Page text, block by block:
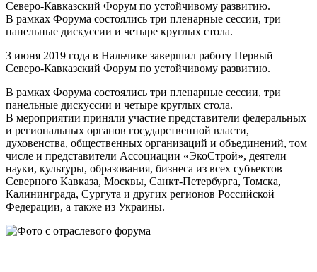
Северо-Кавказский Форум по устойчивому развитию.
В рамках Форума состоялись три пленарные сессии, три
панельные дискуссии и четыре круглых стола.
3 июня 2019 года в Нальчике завершил работу Первый
Северо-Кавказский Форум по устойчивому развитию.
В рамках Форума состоялись три пленарные сессии, три
панельные дискуссии и четыре круглых стола.
В мероприятии приняли участие представители федеральных
и региональных органов государственной власти,
духовенства, общественных организаций и объединений, том
числе и представители Ассоциации «ЭкоСтрой», деятели
науки, культуры, образования, бизнеса из всех субъектов
Северного Кавказа, Москвы, Санкт-Петербурга, Томска,
Калининграда, Сургута и других регионов Российской
Федерации, а также из Украины.